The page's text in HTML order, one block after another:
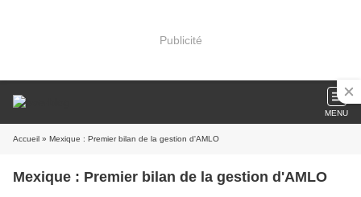
Publicité
MENU
Accueil » Mexique : Premier bilan de la gestion d'AMLO
Mexique : Premier bilan de la gestion d'AMLO